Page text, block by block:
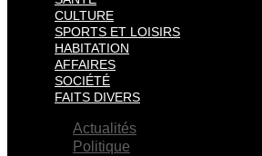
CULTURE
SPORTS ET LOISIRS
HABITATION
AFFAIRES
SOCIÉTÉ
FAITS DIVERS
Actualités
Politique